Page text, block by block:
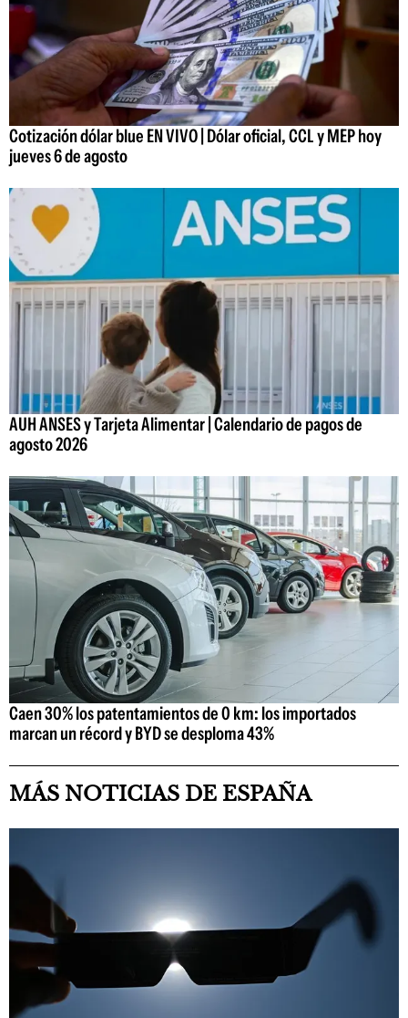
Cotización dólar blue EN VIVO | Dólar oficial, CCL y MEP hoy
jueves 6 de agosto
AUH ANSES y Tarjeta Alimentar | Calendario de pagos de
agosto 2026
Caen 30% los patentamientos de 0 km: los importados
marcan un récord y BYD se desploma 43%
MÁS NOTICIAS DE ESPAÑA